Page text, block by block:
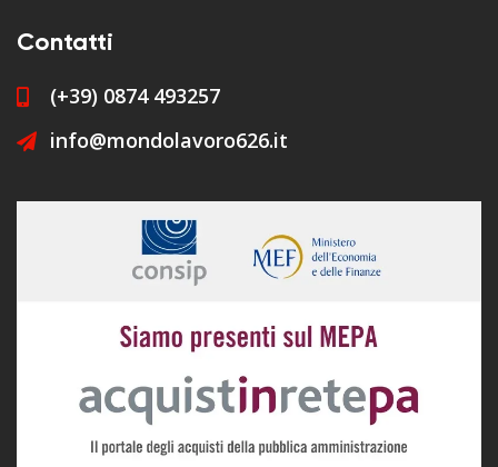
Contatti
(+39) 0874 493257
info@mondolavoro626.it